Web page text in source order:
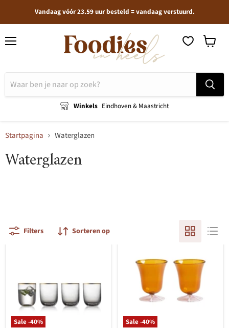
Vandaag vóór 23.59 uur besteld = vandaag verstuurd.
Winkels Eindhoven & Maastricht
Startpagina Waterglazen
Waterglazen
Filters Sorteren op
Sale -40%
Sale -40%